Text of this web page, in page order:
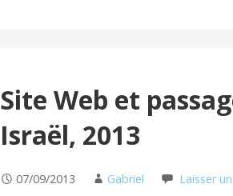
Site Web et
Israël, 2013
07/09/2013 Gabriel Laisser